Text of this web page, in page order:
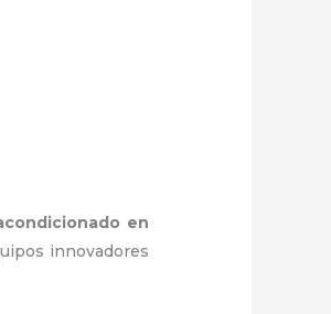
en
innovadores